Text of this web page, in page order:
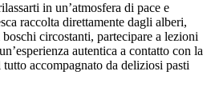
in un’atmosfera di pace e
raccolta direttamente dagli alberi,
circostanti, partecipare a lezioni
autentica a contatto con la
accompagnato da deliziosi pasti